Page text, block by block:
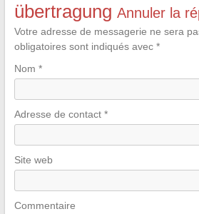
übertragung Annuler la
Votre adresse de messagerie ne sera
obligatoires sont indiqués avec *
Nom *
Adresse de contact *
Site web
Commentaire